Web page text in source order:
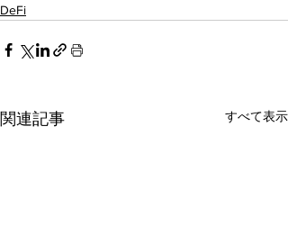
DeFi
関連記事 すべて表示